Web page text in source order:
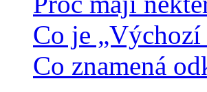
Co je „Výchozí
Co znamená